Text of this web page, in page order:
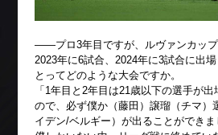
――プロ3年目ですが、ルヴァンカップ
2023年に6試合、2024年に3試合に出
とってどのような大会ですか。
「1年目と2年目は21歳以下の選手が
ので、必ず僕か（藤田）譲瑠（チマ）
イデン/ベルギー）が出ることができ